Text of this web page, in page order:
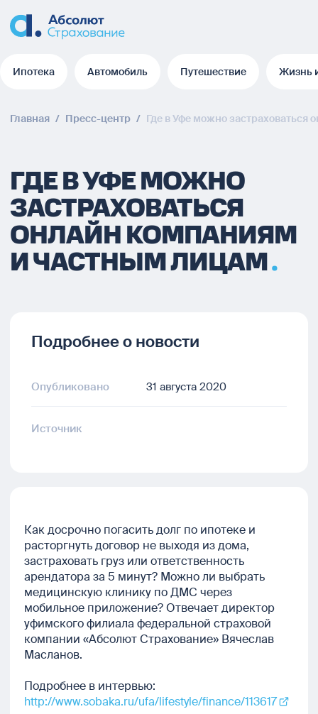
Ипотека Автомобиль Путешествие Жизнь
Главная / Пресс-центр / Где в Уфе можно
ГДЕ В УФЕ МОЖНО
ЗАСТРАХОВАТЬСЯ
ОНЛАЙН КОМПАНИЯМ
И ЧАСТНЫМ ЛИЦАМ
Подробнее о новости
Опубликовано 31 августа 2020
Источник
Как досрочно погасить долг по ипотеке и
расторгнуть договор не выходя из дома,
застраховать груз или ответственность
арендатора за 5 минут? Можно ли выбрать
медицинскую клинику по ДМС через
мобильное приложение? Отвечает директор
уфимского филиала федеральной страховой
компании «Абсолют Страхование» Вячеслав
Масланов.
Подробнее в интервью:
http://www.sobaka.ru/ufa/lifestyle/finance/113617